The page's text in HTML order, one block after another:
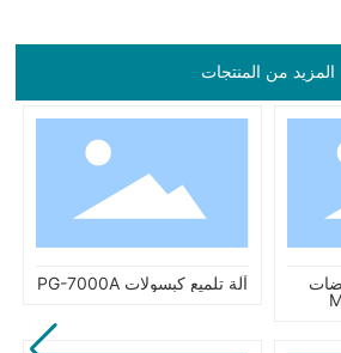
المزيد من المنتجات
آلة تلميع كبسولات PG-7000A